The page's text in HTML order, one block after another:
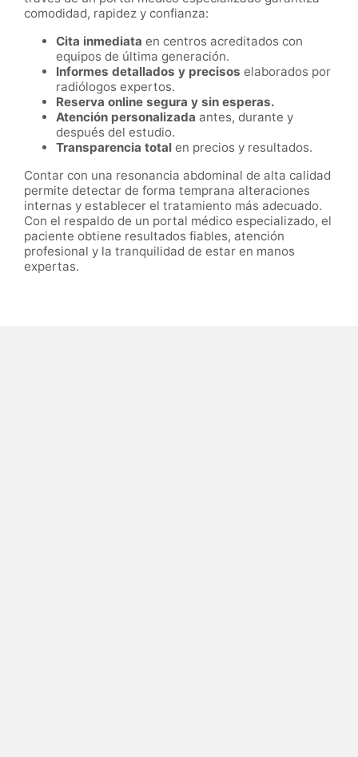
comodidad, rapidez y confianza:
Cita inmediata en centros acreditados con
equipos de última generación.
Informes detallados y precisos elaborados por
radiólogos expertos.
Reserva online segura y sin esperas.
Atención personalizada antes, durante y
después del estudio.
Transparencia total en precios y resultados.
Contar con una resonancia abdominal de alta calidad
permite detectar de forma temprana alteraciones
internas y establecer el tratamiento más adecuado.
Con el respaldo de un portal médico especializado, el
paciente obtiene resultados fiables, atención
profesional y la tranquilidad de estar en manos
expertas.